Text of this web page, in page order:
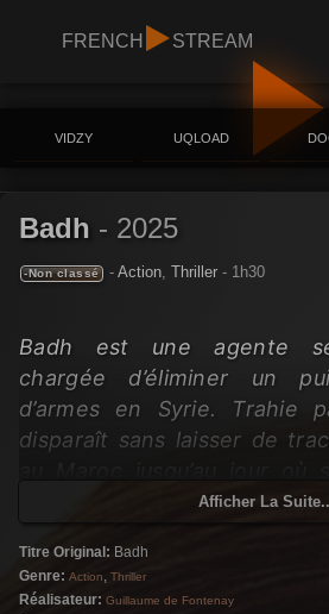
FRENCH STREAM
VIDZY UQLOAD
Badh - 2025
-Non classé - Action, Thriller - 1h30
Badh est une agente
chargée d’éliminer un
d’armes en Syrie. Trahie
disparaît sans laisser de
pour cible. Rattrapée par
vengeance et de trahison
changé.
Afficher La
Titre Original: Badh
Genre: Action, Thriller
Réalisateur: Guillaume de Fontenay